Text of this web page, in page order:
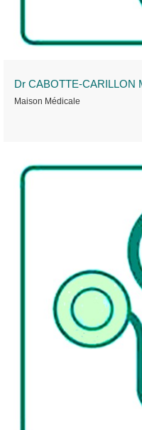
Dr CABOTTE-CARILLON
Maison Médicale